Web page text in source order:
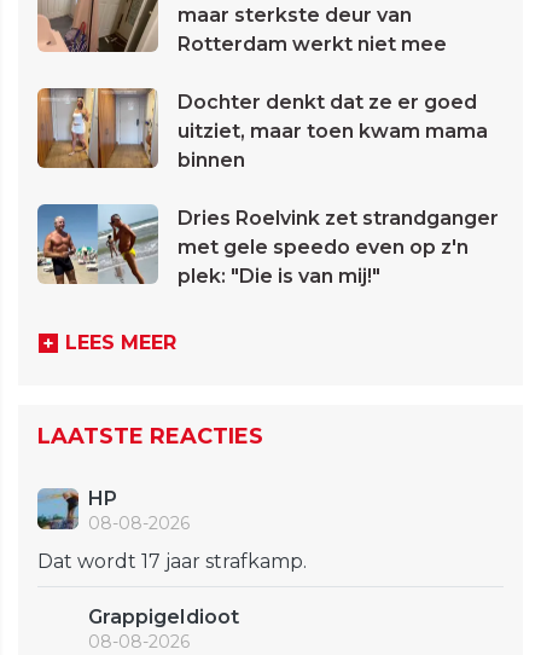
maar sterkste deur van
Rotterdam werkt niet mee
Dochter denkt dat ze er goed
uitziet, maar toen kwam mama
binnen
Dries Roelvink zet strandganger
met gele speedo even op z'n
plek: "Die is van mij!"
LEES MEER
LAATSTE REACTIES
HP
08-08-2026
Dat wordt 17 jaar strafkamp.
GrappigeIdioot
08-08-2026